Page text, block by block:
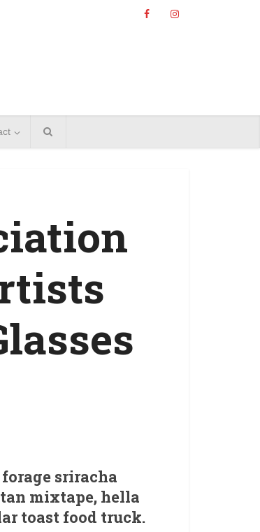
Premiul Booker 2026: iată
lista celor 13 romane...
3 minute de citire
sriracha
mixtape, hella
toast food truck.